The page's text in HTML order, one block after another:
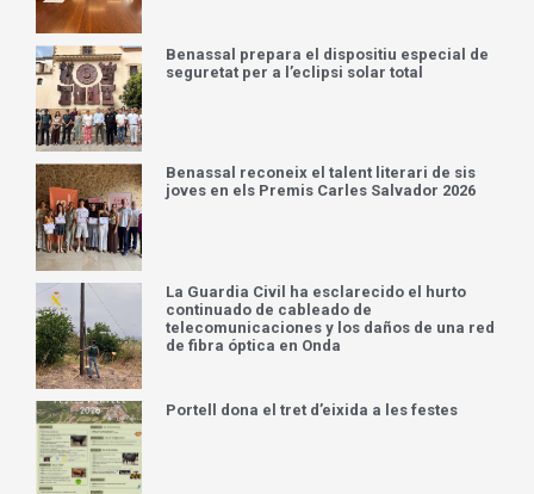
Benassal prepara el dispositiu especial de
seguretat per a l’eclipsi solar total
Benassal reconeix el talent literari de sis
joves en els Premis Carles Salvador 2026
La Guardia Civil ha esclarecido el hurto
continuado de cableado de
telecomunicaciones y los daños de una red
de fibra óptica en Onda
Portell dona el tret d’eixida a les festes